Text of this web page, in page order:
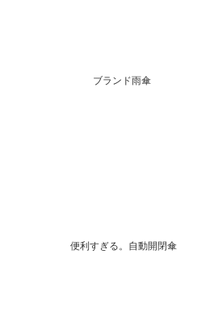
ブランド雨傘
便利すぎる。自動開閉傘